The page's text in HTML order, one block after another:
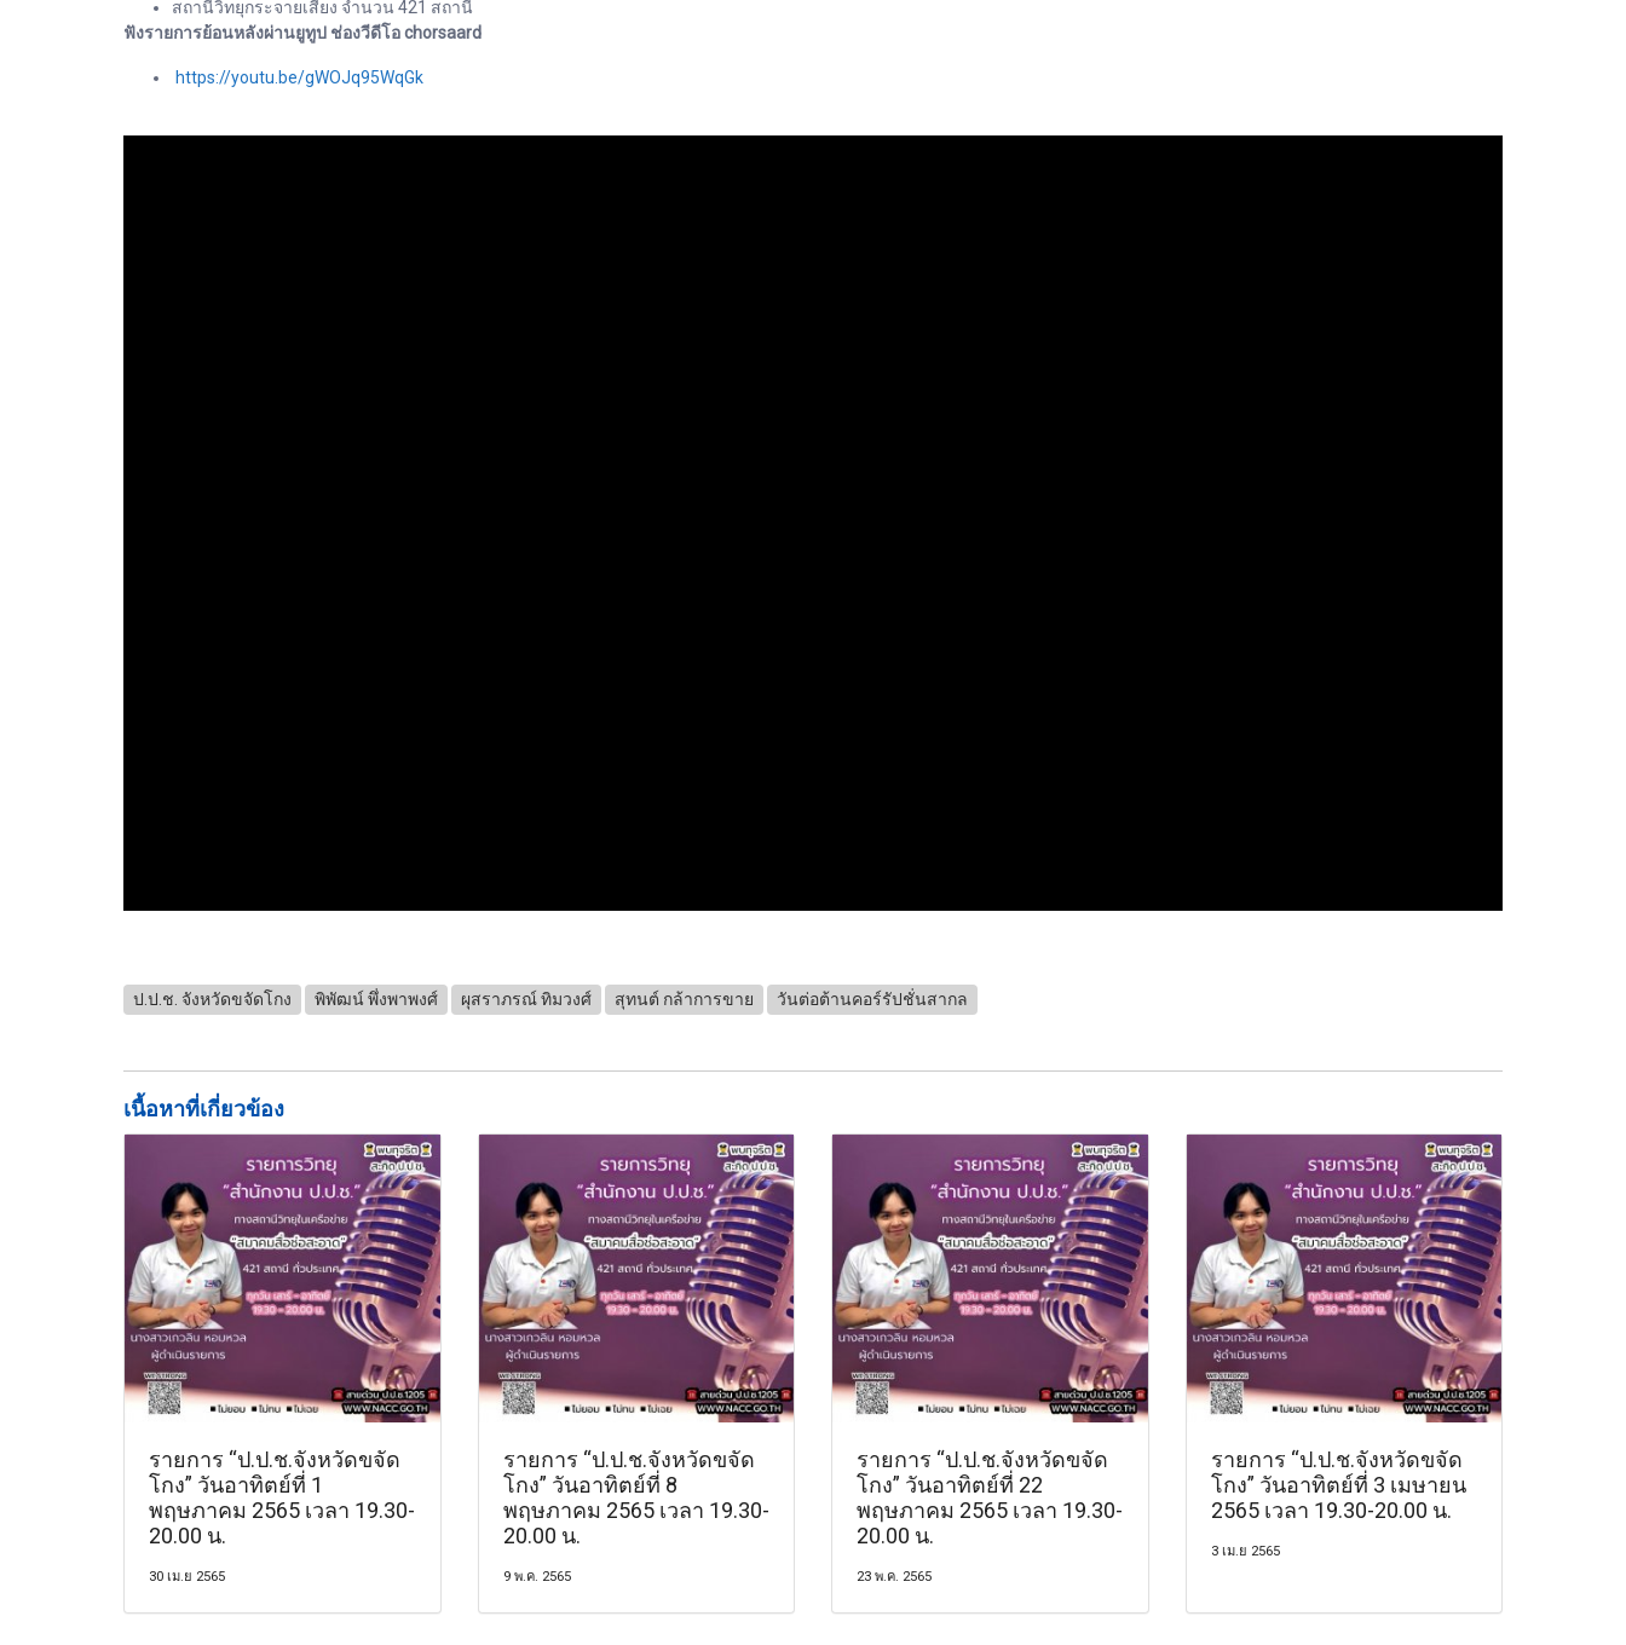
สถานีวิทยุกระจายเสียง จำนวน 421 สถานี
ฟังรายการย้อนหลังผ่านยูทูป ช่องวีดีโอ chorsaard
https://youtu.be/gWOJq95WqGk
ป.ป.ช. จังหวัดขจัดโกง พิพัฒน์ พึ่งพาพงศ์ ผุสราภรณ์ ทิมวงศ์ สุทนต์ กล้าการขาย วันต่อต้านคอร์รัปชั่นสากล
เนื้อหาที่เกี่ยวข้อง
รายการ “ป.ป.ช.จังหวัดขจัด
โกง” วันอาทิตย์ที่ 1
พฤษภาคม 2565 เวลา 19.30-
20.00 น.
30 เม.ย 2565
รายการ “ป.ป.ช.จังหวัดขจัด
โกง” วันอาทิตย์ที่ 8
พฤษภาคม 2565 เวลา 19.30-
20.00 น.
9 พ.ค. 2565
รายการ “ป.ป.ช.จังหวัดขจัด
โกง” วันอาทิตย์ที่ 22
พฤษภาคม 2565 เวลา 19.30-
20.00 น.
23 พ.ค. 2565
รายการ “ป.ป.ช.จังหวัดขจัด
โกง” วันอาทิตย์ที่ 3 เมษายน
2565 เวลา 19.30-20.00 น.
3 เม.ย 2565